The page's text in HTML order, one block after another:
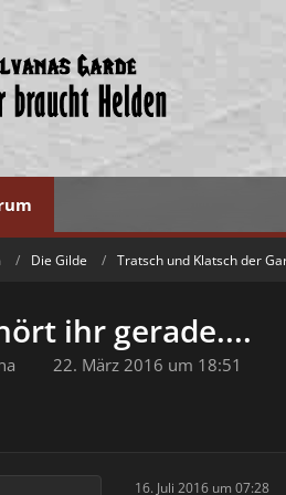
Die Gilde Tratsch und Klatsch der
ihr gerade....
22. März 2016 um 18:51
16. Juli 2016 um 07:28